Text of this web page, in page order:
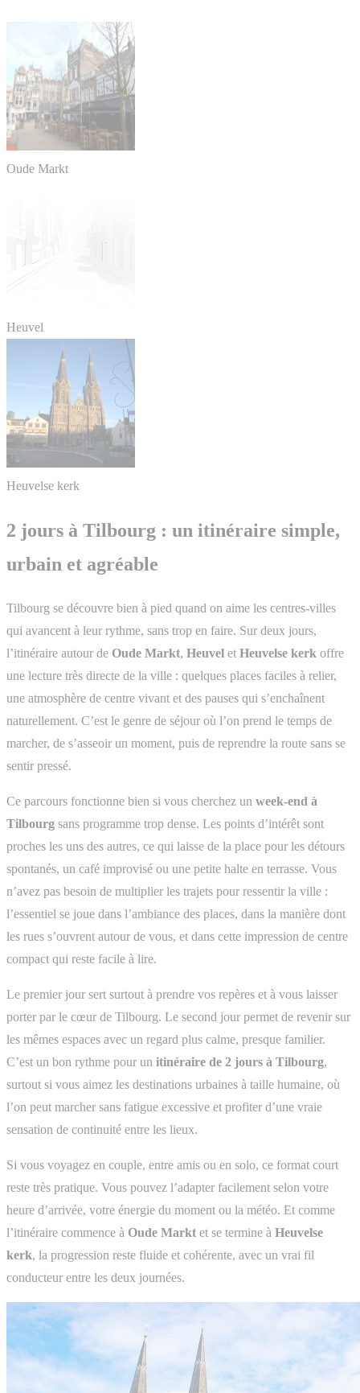
Oude Markt
Heuvel
Heuvelse kerk
2 jours à Tilbourg : un itinéraire simple,
urbain et agréable
Tilbourg se découvre bien à pied quand on aime les centres-villes
qui avancent à leur rythme, sans trop en faire. Sur deux jours,
l’itinéraire autour de Oude Markt, Heuvel et Heuvelse kerk offre
une lecture très directe de la ville : quelques places faciles à relier,
une atmosphère de centre vivant et des pauses qui s’enchaînent
naturellement. C’est le genre de séjour où l’on prend le temps de
marcher, de s’asseoir un moment, puis de reprendre la route sans se
sentir pressé.
Ce parcours fonctionne bien si vous cherchez un week-end à
Tilbourg sans programme trop dense. Les points d’intérêt sont
proches les uns des autres, ce qui laisse de la place pour les détours
spontanés, un café improvisé ou une petite halte en terrasse. Vous
n’avez pas besoin de multiplier les trajets pour ressentir la ville :
l’essentiel se joue dans l’ambiance des places, dans la manière dont
les rues s’ouvrent autour de vous, et dans cette impression de centre
compact qui reste facile à lire.
Le premier jour sert surtout à prendre vos repères et à vous laisser
porter par le cœur de Tilbourg. Le second jour permet de revenir sur
les mêmes espaces avec un regard plus calme, presque familier.
C’est un bon rythme pour un itinéraire de 2 jours à Tilbourg,
surtout si vous aimez les destinations urbaines à taille humaine, où
l’on peut marcher sans fatigue excessive et profiter d’une vraie
sensation de continuité entre les lieux.
Si vous voyagez en couple, entre amis ou en solo, ce format court
reste très pratique. Vous pouvez l’adapter facilement selon votre
heure d’arrivée, votre énergie du moment ou la météo. Et comme
l’itinéraire commence à Oude Markt et se termine à Heuvelse
kerk, la progression reste fluide et cohérente, avec un vrai fil
conducteur entre les deux journées.